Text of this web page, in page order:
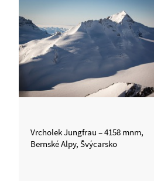
Vrcholek Jungfrau – 4158 mnm,
Bernské Alpy, Švýcarsko